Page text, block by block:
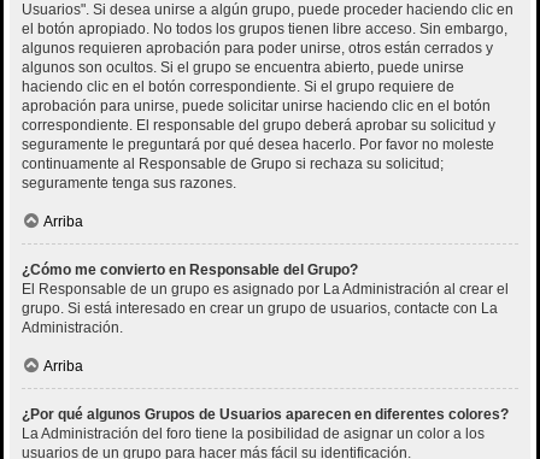
Usuarios". Si desea unirse a algún grupo, puede proceder haciendo clic en
el botón apropiado. No todos los grupos tienen libre acceso. Sin embargo,
algunos requieren aprobación para poder unirse, otros están cerrados y
algunos son ocultos. Si el grupo se encuentra abierto, puede unirse
haciendo clic en el botón correspondiente. Si el grupo requiere de
aprobación para unirse, puede solicitar unirse haciendo clic en el botón
correspondiente. El responsable del grupo deberá aprobar su solicitud y
seguramente le preguntará por qué desea hacerlo. Por favor no moleste
continuamente al Responsable de Grupo si rechaza su solicitud;
seguramente tenga sus razones.
Arriba
¿Cómo me convierto en Responsable del Grupo?
El Responsable de un grupo es asignado por La Administración al crear el
grupo. Si está interesado en crear un grupo de usuarios, contacte con La
Administración.
Arriba
¿Por qué algunos Grupos de Usuarios aparecen en diferentes colores?
La Administración del foro tiene la posibilidad de asignar un color a los
usuarios de un grupo para hacer más fácil su identificación.